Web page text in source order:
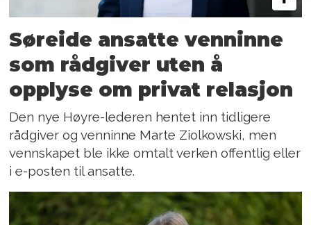
Søreide ansatte venninne
som rådgiver uten å
opplyse om privat relasjon
Den nye Høyre-lederen hentet inn tidligere
rådgiver og venninne Marte Ziolkowski, men
vennskapet ble ikke omtalt verken offentlig eller
i e-posten til ansatte.